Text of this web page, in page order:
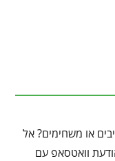
או משחימים? אל
וואטסאפ עם